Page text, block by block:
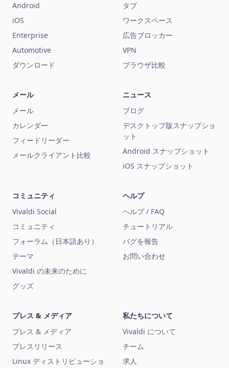
Android
iOS
Enterprise
Automotive
ダウンロード
タブ
ワークスペース
広告ブロッカー
VPN
ブラウザ比較
メール
メール
カレンダー
フィードリーダー
メールクライアント比較
ニュース
ブログ
デスクトップ版スナップショ
ット
Android スナップショット
iOS スナップショット
コミュニティ
Vivaldi Social
コミュニティ
フォーラム（日本語あり）
テーマ
Vivaldi の未来のために
グッズ
ヘルプ
ヘルプ / FAQ
チュートリアル
バグを報告
お問い合わせ
プレス & メディア
プレス & メディア
プレスリリース
Linux ディストリビューショ
私たちについて
Vivaldi について
チーム
求人